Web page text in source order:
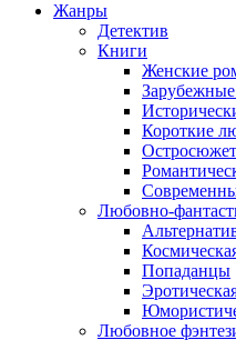
Жанры
Детектив
Книги
Женские
Короткие
Любовно-
Попаданцы
Любовное